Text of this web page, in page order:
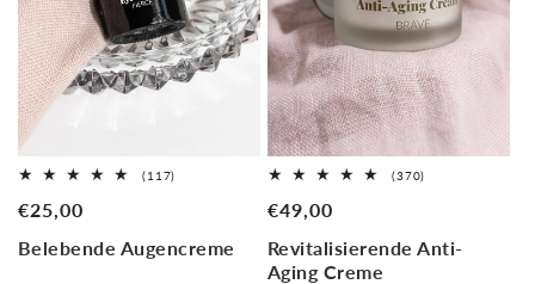
o
r
i
e
:
(117)117
Normaler
Preis
€25,00
Belebende Augencreme
(370)370
Normaler
Preis
€49,00
Revitalisierende Anti-
Aging Creme